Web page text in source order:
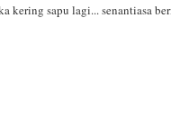
kering sapu lagi... senantiasa